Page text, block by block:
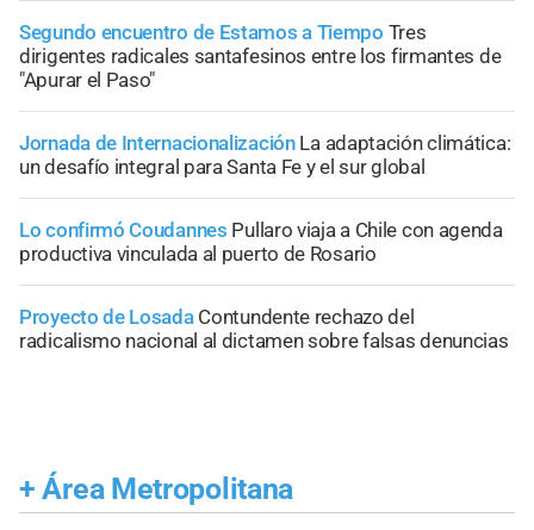
Segundo encuentro de Estamos a Tiempo Tres
dirigentes radicales santafesinos entre los firmantes de
"Apurar el Paso"
Jornada de Internacionalización La adaptación climática:
un desafío integral para Santa Fe y el sur global
Lo confirmó Coudannes Pullaro viaja a Chile con agenda
productiva vinculada al puerto de Rosario
Proyecto de Losada Contundente rechazo del
radicalismo nacional al dictamen sobre falsas denuncias
+ Área Metropolitana